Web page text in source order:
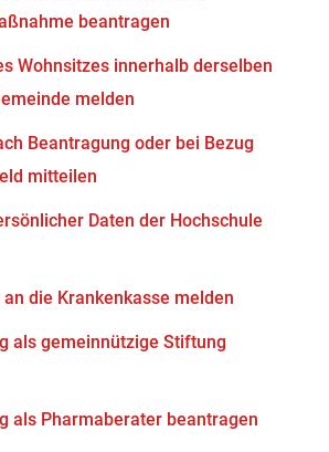
beantragen
Wohnsitzes innerhalb derselben
melden
Beantragung oder bei Bezug
mitteilen
Daten der Hochschule
die Krankenkasse melden
als gemeinnützige Stiftung
als Pharmaberater beantragen